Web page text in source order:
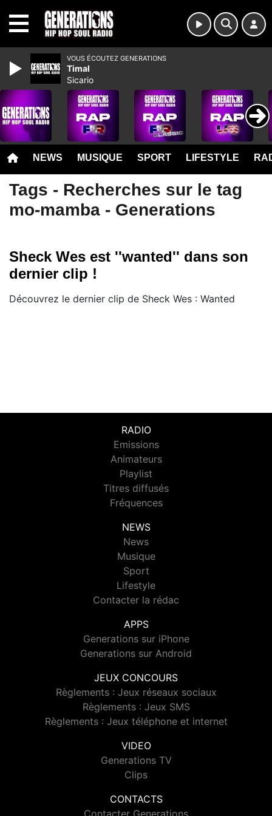
NEWS MUSIQUE SPORT LIFESTYLE
Tags - Recherches sur le tag
mo-mamba - Generations
Sheck Wes est ''wanted'' dans son
dernier clip !
Découvrez le dernier clip de Sheck Wes : Wanted
RADIO
Emissions
Animateurs
Playlist
Titres diffusés
Fréquences
NEWS
News
Musique
Sport
Lifestyle
Contacter la rédac
APPS
Generations sur iPhone
Generations sur Android
JEUX CONCOURS
Règlements : Jeux réseaux sociaux
Règlements : Jeux SMS
Règlements : Jeux téléphone et internet
VIDEO
Generations TV
Clips
CONTACTS
VOUS ÉCOUTEZ GENERATIONS
Timal
Sicario